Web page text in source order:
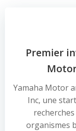
Premier
Yamaha Motor
Inc, une
organismes